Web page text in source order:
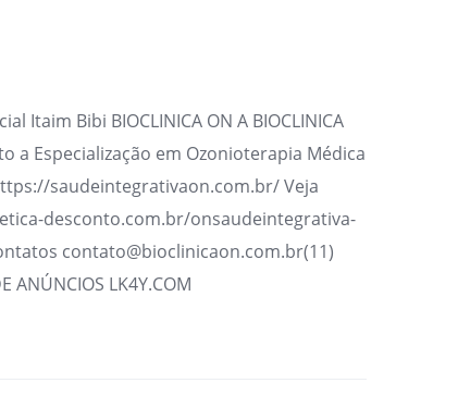
Itaim Bibi BIOCLINICA ON A BIOCLINICA
a Especialização em Ozonioterapia Médica
saudeintegrativaon.com.br/ Veja
desconto.com.br/onsaudeintegrativa-
contato@bioclinicaon.com.br(11)
ANÚNCIOS LK4Y.COM